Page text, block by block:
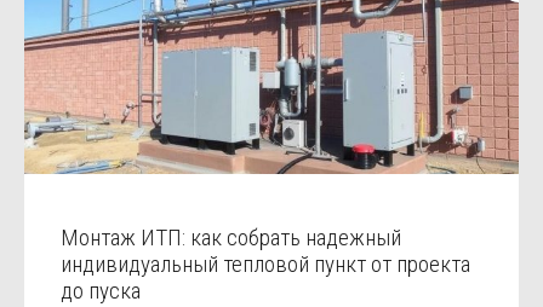
Монтаж ИТП: как собрать надежный
индивидуальный тепловой пункт от проекта
до пуска